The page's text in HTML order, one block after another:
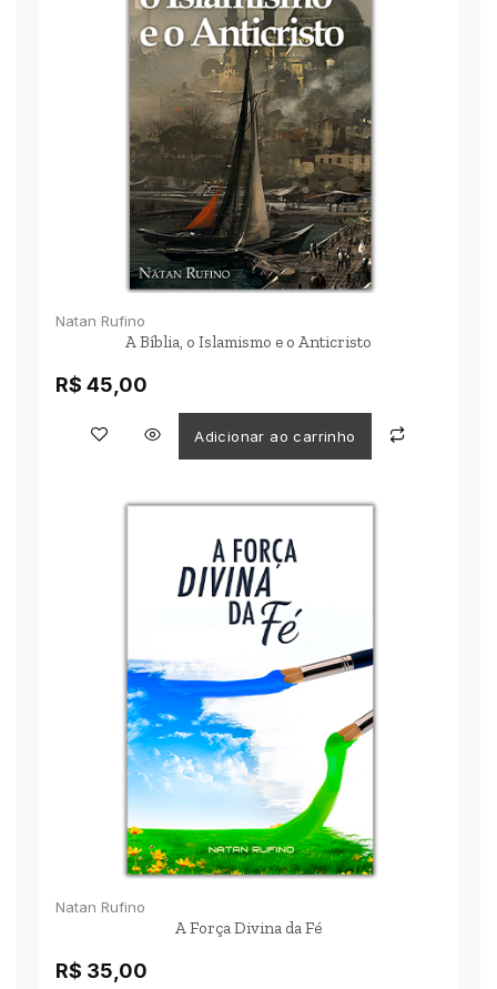
Natan Rufino
A Bíblia, o Islamismo e o Anticristo
R$ 45,00
Adicionar ao carrinho
Natan Rufino
A Força Divina da Fé
R$ 35,00